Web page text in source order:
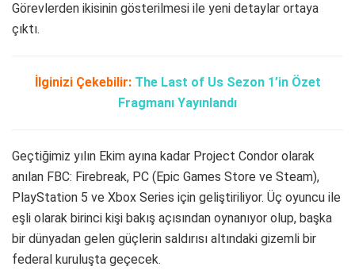
Görevlerden ikisinin gösterilmesi ile yeni detaylar ortaya
çıktı.
İlginizi Çekebilir: The Last of Us Sezon 1’in Özet
Fragmanı Yayınlandı
Geçtiğimiz yılın Ekim ayına kadar Project Condor olarak
anılan FBC: Firebreak, PC (Epic Games Store ve Steam),
PlayStation 5 ve Xbox Series için geliştiriliyor. Üç oyuncu ile
eşli olarak birinci kişi bakış açısından oynanıyor olup, başka
bir dünyadan gelen güçlerin saldırısı altındaki gizemli bir
federal kuruluşta geçecek.